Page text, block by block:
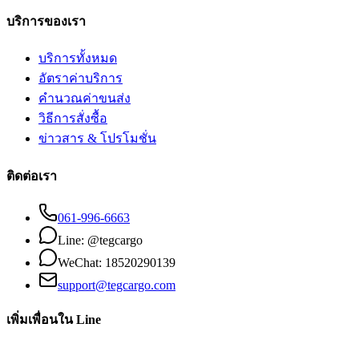
บริการของเรา
บริการทั้งหมด
อัตราค่าบริการ
คำนวณค่าขนส่ง
วิธีการสั่งซื้อ
ข่าวสาร & โปรโมชั่น
ติดต่อเรา
061-996-6663
Line: @tegcargo
WeChat: 18520290139
support@tegcargo.com
เพิ่มเพื่อนใน Line